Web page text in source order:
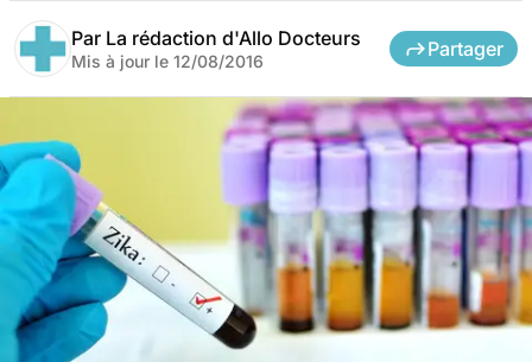
Par La rédaction d'Allo Docteurs
Mis à jour le 12/08/2016
Partager